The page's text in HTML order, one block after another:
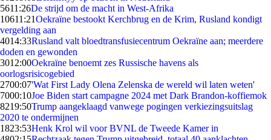
5611:26De strijd om de macht in West-Afrika
10611:21Oekraïne bestookt Kerchbrug en de Krim, Rusland kondigt
vergelding aan
4014:33Rusland valt bloedtransfusiecentrum Oekraïne aan; meerdere
doden en gewonden
3012:00Oekraïne benoemt zes Russische havens als
oorlogsrisicogebied
2700:07'Wat First Lady Olena Zelenska de wereld wil laten weten'
7000:10Joe Biden start campagne 2024 met Dark Brandon-koffiemok
8219:50Trump aangeklaagd vanwege pogingen verkiezingsuitslag
2020 te ondermijnen
1823:53Henk Krol wil voor BVNL de Tweede Kamer in